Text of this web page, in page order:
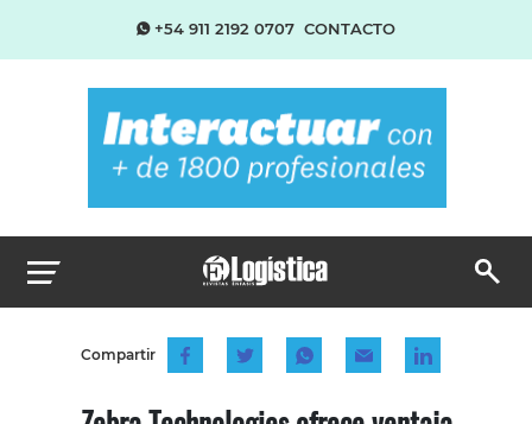
+54 911 2192 0707 CONTACTO
Compartir